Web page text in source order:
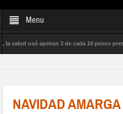
Menu
usó apenas 3 de cada 10 pesos
NAVIDAD